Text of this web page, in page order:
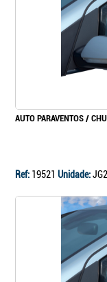
AUTO PARAVENTOS /
Ref: 19521 Unidade:JG2